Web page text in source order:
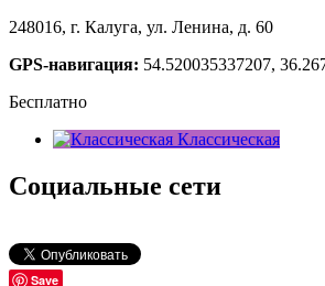
248016, г. Калуга, ул. Ленина, д. 60
GPS-навигация: 54.520035337207,
Бесплатно
Классическая
Социальные сети
Save